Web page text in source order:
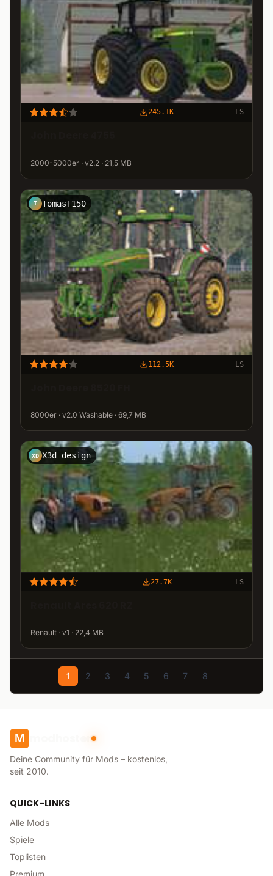
245.1K LS
2000-5000er · v2.2 · 21,5 MB
T TomasT150
112.5K LS
8000er · v2.0 Washable · 69,7 MB
XD X3d design
27.7K LS
Renault · v1 · 22,4 MB
1 2 3 4 5 6 7 8
M modhoster
Deine Community für Mods – kostenlos,
seit 2010.
QUICK-LINKS
Alle Mods
Spiele
Toplisten